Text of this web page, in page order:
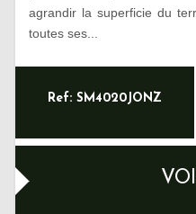
agrandir la superficie du
toutes ses...
Ref: SM4020JONZ